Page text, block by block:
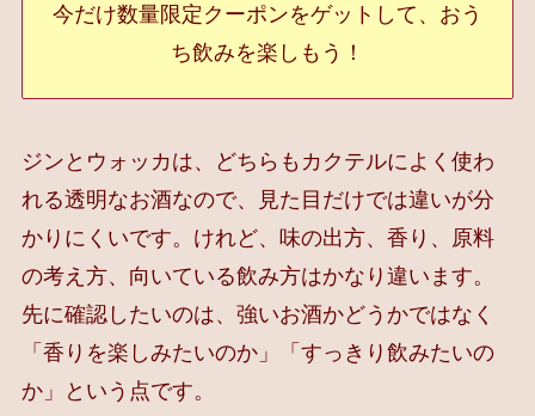
今だけ数量限定クーポンをゲットして、おう
ち飲みを楽しもう！
ジンとウォッカは、どちらもカクテルによく使わ
れる透明なお酒なので、見た目だけでは違いが分
かりにくいです。けれど、味の出方、香り、原料
の考え方、向いている飲み方はかなり違います。
先に確認したいのは、強いお酒かどうかではなく
「香りを楽しみたいのか」「すっきり飲みたいの
か」という点です。